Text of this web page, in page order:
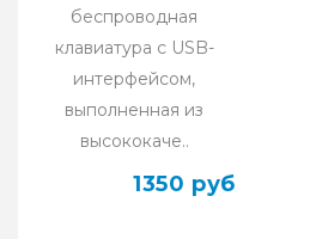
беспроводная
клавиатура с USB-
интерфейсом,
выполненная из
высококаче..
1350 руб